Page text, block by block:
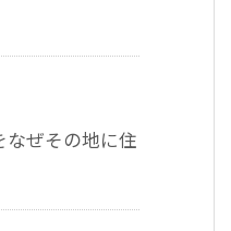
ぜその地に住